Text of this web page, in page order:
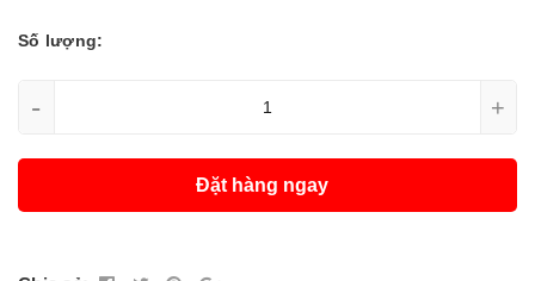
Số lượng:
- +
Đặt hàng ngay